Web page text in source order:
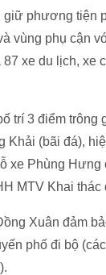
phương tiện
vùng phụ cận
xe du lịch, xe
trí 3 điểm trông
Khải (bãi đá),
xe Phùng Hưng
MTV Khai thác
Xuân đảm
phố đi bộ